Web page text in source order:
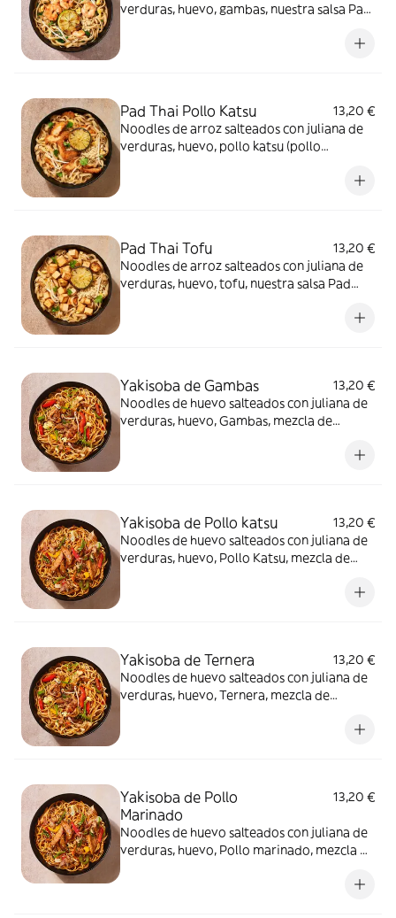
verduras, huevo, gambas, nuestra salsa Pad
Pad Thai Pollo Katsu
13,20 €
Noodles de arroz salteados con juliana de
verduras, huevo, pollo katsu (pollo
Pad Thai Tofu
13,20 €
Noodles de arroz salteados con juliana de
verduras, huevo, tofu, nuestra salsa Pad
Yakisoba de Gambas
13,20 €
Noodles de huevo salteados con juliana de
verduras, huevo, Gambas, mezcla de
Yakisoba de Pollo katsu
13,20 €
Noodles de huevo salteados con juliana de
verduras, huevo, Pollo Katsu, mezcla de
Yakisoba de Ternera
13,20 €
Noodles de huevo salteados con juliana de
verduras, huevo, Ternera, mezcla de
Yakisoba de Pollo
Marinado
13,20 €
Noodles de huevo salteados con juliana de
verduras, huevo, Pollo marinado, mezcla de